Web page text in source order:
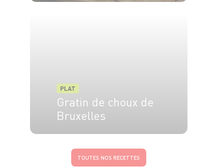
PLAT
Gratin de choux de
Bruxelles
TOUTES NOS RECETTES